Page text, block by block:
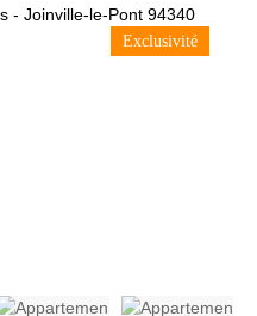
Exclusivité